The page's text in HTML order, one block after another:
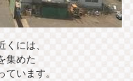
には、
集めた
います。